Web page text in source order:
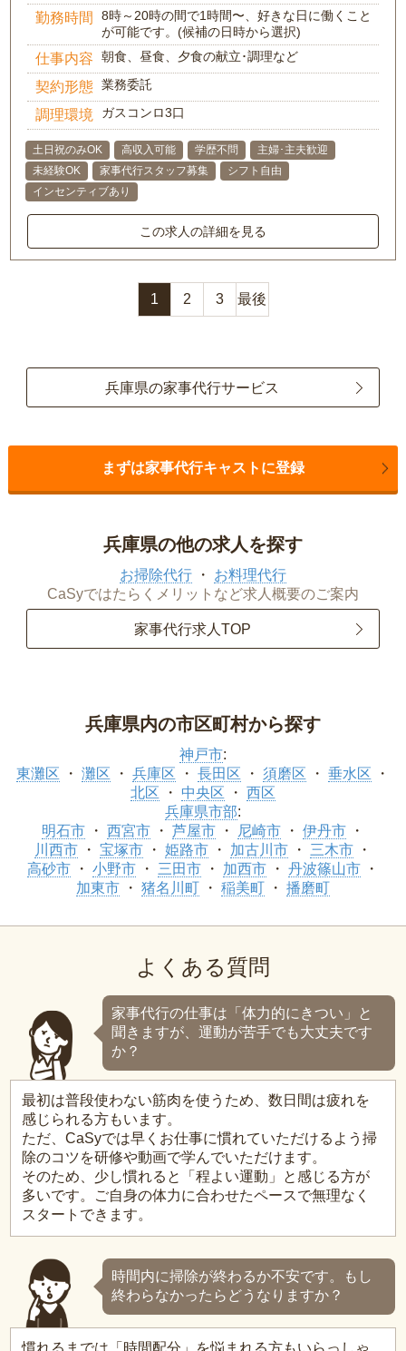
勤務時間
8時～20時の間で1時間〜、好きな日に働くこと
が可能です。(候補の日時から選択)
仕事内容 朝食、昼食、夕食の献立･調理など
契約形態 業務委託
調理環境 ガスコンロ3口
土日祝のみOK 高収入可能 学歴不問
主婦･主夫歓迎
未経験OK
家事代行スタッフ募集
シフト自由
インセンティブあり
この求人の詳細を見る
1 2 3 最後
兵庫県の家事代行サービス
まずは家事代行キャストに登録
兵庫県の他の求人を探す
お掃除代行
お料理代行
CaSyではたらくメリットなど求人概要のご案内
家事代行求人TOP
兵庫県内の市区町村から探す
神戸市:
東灘区
灘区 兵庫区 長田区 須磨区
垂水区
北区
中央区
西区
兵庫県市部:
明石市
西宮市 芦屋市 尼崎市
伊丹市
川西市
宝塚市 姫路市 加古川市
三木市
高砂市
小野市 三田市 加西市
丹波篠山市
加東市
猪名川町 稲美町 播磨町
よくある質問
家事代行の仕事は「体力的にきつい」と
聞きますが、運動が苦手でも大丈夫です
か？
最初は普段使わない筋肉を使うため、数日間は疲れを
感じられる方もいます。
ただ、CaSyでは早くお仕事に慣れていただけるよう掃
除のコツを研修や動画で学んでいただけます。
そのため、少し慣れると「程よい運動」と感じる方が
多いです。ご自身の体力に合わせたペースで無理なく
スタートできます。
時間内に掃除が終わるか不安です。もし
終わらなかったらどうなりますか？
慣れるまでは「時間配分」を悩まれる方もいらっしゃ